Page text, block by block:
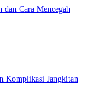
Cara Mencegah
Komplikasi Jangkitan